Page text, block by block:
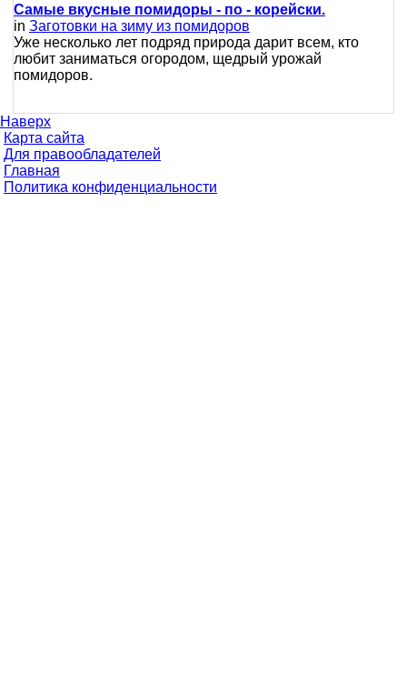
Самые вкусные помидоры - по - корейски.
in Заготовки на зиму из помидоров
Уже несколько лет подряд природа дарит всем, кто
любит заниматься огородом, щедрый урожай
помидоров.
Наверх
Карта сайта
Для правообладателей
Главная
Политика конфиденциальности